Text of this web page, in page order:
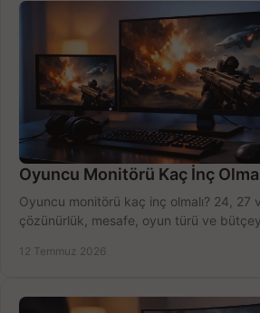
Oyuncu Monitörü Kaç İnç
Oyuncu monitörü kaç inç olmalı? 24, 27
çözünürlük, mesafe, oyun türü ve
12 Temmuz 2026